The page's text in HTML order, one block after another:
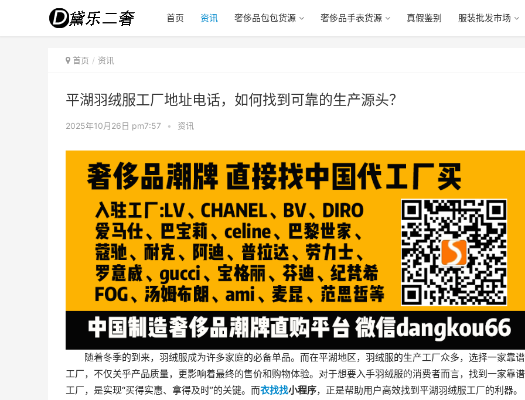
首页 资讯 奢侈品包包货源 奢侈品手表货源 真假鉴别 服装批发市场
首页 资讯
平湖羽绒服工厂地址电话，如何找到可靠的生产源头？
2025年10月26日 pm7:57 • 资讯
随着冬季的到来，羽绒服成为许多家庭的必备单品。而在平湖地区，羽绒服的生产工厂众多，选择一家靠
工厂，不仅关乎产品质量，更影响着最终的售价和购物体验。对于想要入手羽绒服的消费者而言，找到一家靠
工厂，是实现“买得实惠、拿得及时”的关键。而衣找找小程序，正是帮助用户高效找到平湖羽绒服工厂的利器。